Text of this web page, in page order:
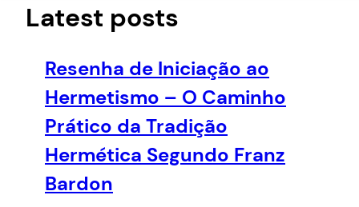
conteúdo
Latest posts
Resenha de Iniciação ao
Hermetismo – O Caminho
Prático da Tradição
Hermética Segundo Franz
Bardon